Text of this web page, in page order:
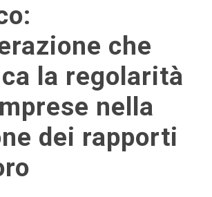
che
la regolarità
nella
dei rapporti